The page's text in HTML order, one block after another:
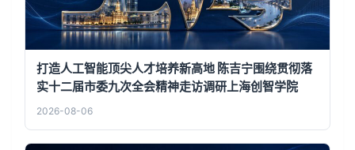
打造人工智能顶尖人才培养新高地 陈吉宁围绕贯彻落
实十二届市委九次全会精神走访调研上海创智学院
2026-08-06